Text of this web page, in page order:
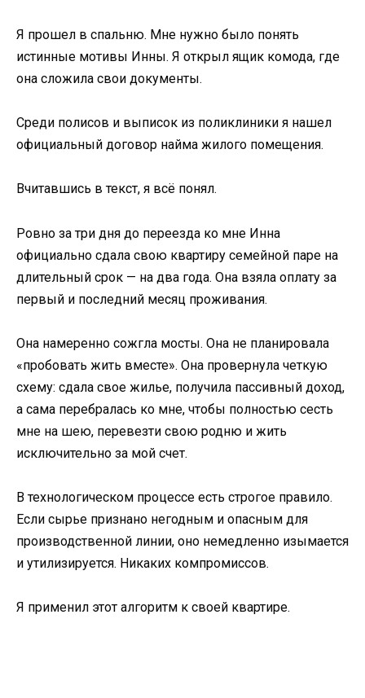
Я прошел в спальню. Мне нужно было понять
истинные мотивы Инны. Я открыл ящик комода, где
она сложила свои документы.
Среди полисов и выписок из поликлиники я нашел
официальный договор найма жилого помещения.
Вчитавшись в текст, я всё понял.
Ровно за три дня до переезда ко мне Инна
официально сдала свою квартиру семейной паре на
длительный срок — на два года. Она взяла оплату за
первый и последний месяц проживания.
Она намеренно сожгла мосты. Она не планировала
«пробовать жить вместе». Она провернула четкую
схему: сдала свое жилье, получила пассивный доход,
а сама перебралась ко мне, чтобы полностью сесть
мне на шею, перевезти свою родню и жить
исключительно за мой счет.
В технологическом процессе есть строгое правило.
Если сырье признано негодным и опасным для
производственной линии, оно немедленно изымается
и утилизируется. Никаких компромиссов.
Я применил этот алгоритм к своей квартире.